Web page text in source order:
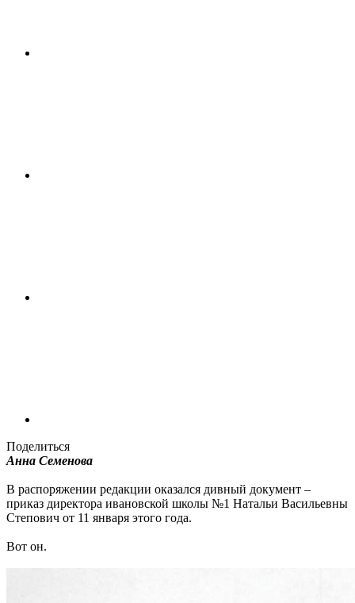
Поделиться
Анна Семенова
В распоряжении редакции оказался дивный документ –
приказ директора ивановской школы №1 Натальи Васильевны
Степович от 11 января этого года.
Вот он.